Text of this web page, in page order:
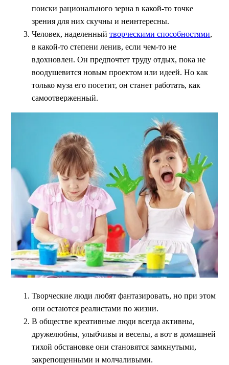
поиски рационального зерна в какой-то точке
зрения для них скучны и неинтересны.
Человек, наделенный творческими способностями,
в какой-то степени ленив, если чем-то не
вдохновлен. Он предпочтет труду отдых, пока не
воодушевится новым проектом или идеей. Но как
только муза его посетит, он станет работать, как
самоотверженный.
Творческие люди любят фантазировать, но при этом
они остаются реалистами по жизни.
В обществе креативные люди всегда активны,
дружелюбны, улыбчивы и веселы, а вот в домашней
тихой обстановке они становятся замкнутыми,
закрепощенными и молчаливыми.